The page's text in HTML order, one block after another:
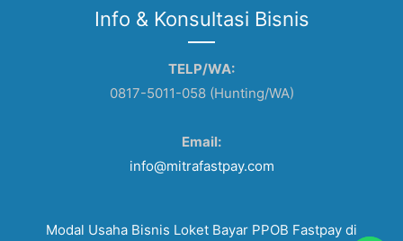
Info & Konsultasi Bisnis
TELP/WA:
0817-5011-058 (Hunting/WA)
Email:
info@mitrafastpay.com
Modal Usaha Bisnis Loket Bayar PPOB Fastpay di